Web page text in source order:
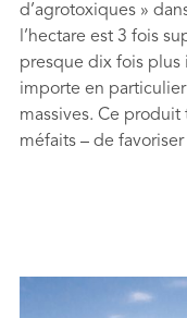
d’agrotoxiques »
l’hectare est 3 fois
presque dix fois plus
importe en
massives. Ce produit
méfaits – de